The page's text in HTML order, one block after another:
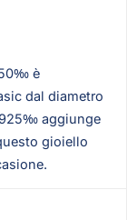
è
dal diametro
925‰ aggiunge
gioiello